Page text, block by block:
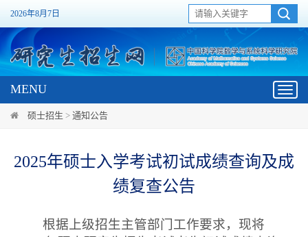
2026年8月7日
MENU
硕士招生 > 通知公告
2025年硕士入学考试初试成绩查询及成
绩复查公告
根据上级招生主管部门工作要求，现将